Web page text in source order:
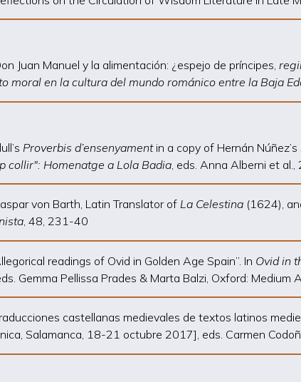
Juan Manuel y la alimentación: ¿espejo de príncipes,
moral en la cultura del mundo románico entre la Baja
Proverbis d’ensenyamentin a copy of Hernán Núñez’s
collir": Homenatge a Lola Badia , eds. Anna Alberni et
von Barth, Latin Translator of La Celestina (1624),
, 48, 231-40
readings of Ovid in Golden Age Spain”. In Ovid in
Gemma Pellissa Prades & Marta Balzi, Oxford:
castellanas medievales de textos latinos
Salamanca, 18-21 octubre 2017], eds. Carmen